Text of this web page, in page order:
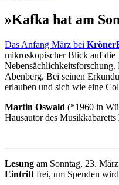
»Kafka hat am
Das Anfang März bei
mikroskopischer Blick auf die
Abenberg. Bei seinen
erlauben und sich wie eine
Martin Oswald (*1960 in
Hausautor des Musikkabaretts
Lesung am Sonntag, 23.
Eintritt frei, um Spenden